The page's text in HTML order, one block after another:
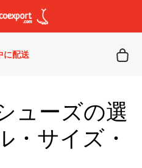
に配送
ューズの選
・サイズ・